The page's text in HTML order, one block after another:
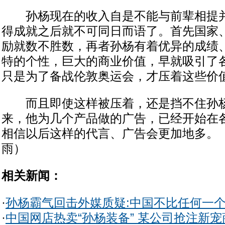
孙杨现在的收入自是不能与前辈相提
得成就之后就不可同日而语了。首先国家
励就数不胜数，再者孙杨有着优异的成绩
特的个性，巨大的商业价值，早就吸引了
只是为了备战伦敦奥运会，才压着这些价
而且即使这样被压着，还是挡不住孙
来，他为几个产品做的广告，已经开始在
相信以后这样的代言、广告会更加地多。
雨）
相关新闻：
·孙杨霸气回击外媒质疑:中国不比任何一
·中国网店热卖“孙杨装备” 某公司抢注新